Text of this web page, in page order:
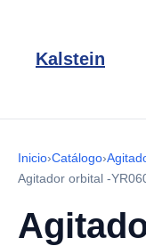
Kalstein
Inicio›Catálogo›
Agitador orbital -